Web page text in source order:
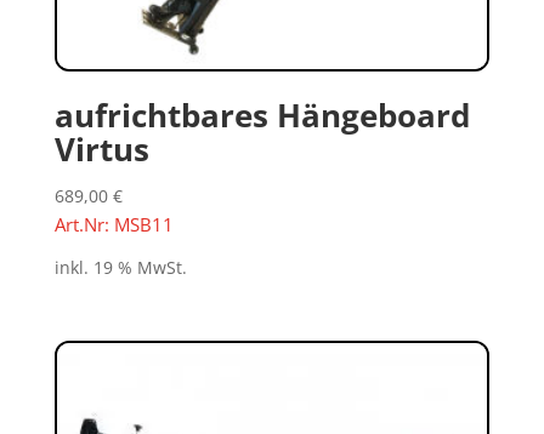
aufrichtbares Hängeboard
Virtus
689,00 €
Art.Nr: MSB11
inkl. 19 % MwSt.